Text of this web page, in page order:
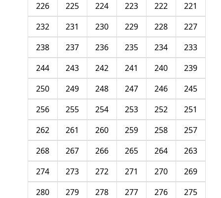
221
222
223
224
225
226
227
228
229
230
231
232
233
234
235
236
237
238
239
240
241
242
243
244
245
246
247
248
249
250
251
252
253
254
255
256
257
258
259
260
261
262
263
264
265
266
267
268
269
270
271
272
273
274
275
276
277
278
279
280